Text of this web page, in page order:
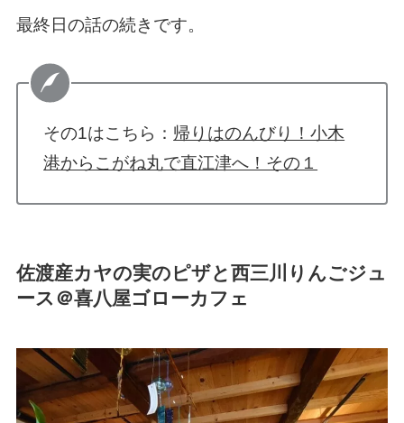
最終日の話の続きです。
その1はこちら： 帰りはのんびり！小木
港からこがね丸で直江津へ！その１
佐渡産カヤの実のピザと西三川りんごジュ
ース＠喜八屋ゴローカフェ